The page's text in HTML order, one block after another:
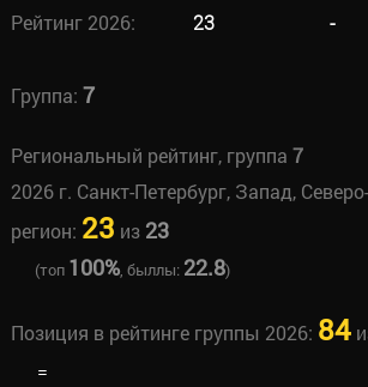
Рейтинг 2026:
23 -
Группа: 7
Региональный рейтинг, группа 7
2026 г. Санкт-Петербург, Запад,
регион: 23 из 23
(топ 100%, быллы: 22.8)
Позиция в рейтинге группы 2026: 84
=